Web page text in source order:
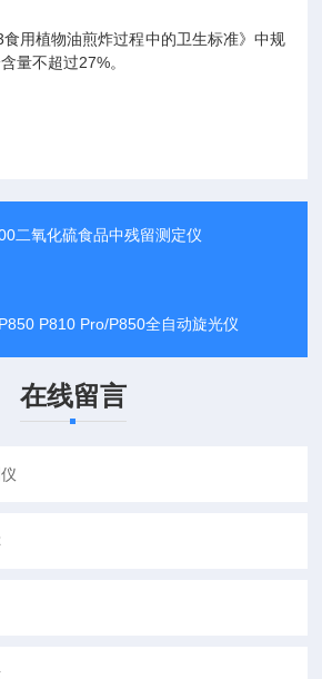
用植物油煎炸过程中的卫生标准》中规
量不超过27%。
二氧化硫食品中残留测定仪
P810 Pro/P850全自动旋光仪
在线留言